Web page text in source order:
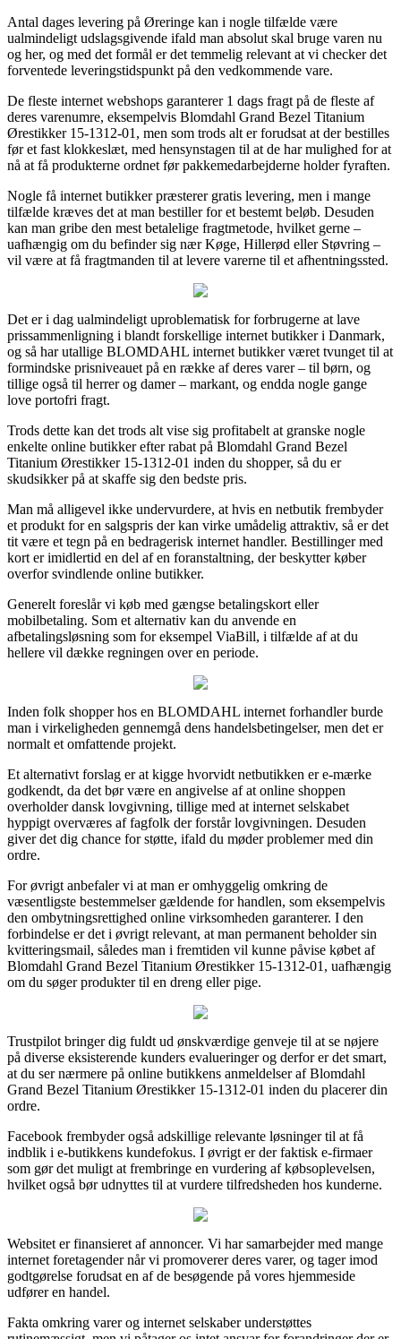
Antal dages levering på Øreringe kan i nogle tilfælde være
ualmindeligt udslagsgivende ifald man absolut skal bruge varen nu
og her, og med det formål er det temmelig relevant at vi checker det
forventede leveringstidspunkt på den vedkommende vare.
De fleste internet webshops garanterer 1 dags fragt på de fleste af
deres varenumre, eksempelvis Blomdahl Grand Bezel Titanium
Ørestikker 15-1312-01, men som trods alt er forudsat at der bestilles
før et fast klokkeslæt, med hensynstagen til at de har mulighed for at
nå at få produkterne ordnet før pakkemedarbejderne holder fyraften.
Nogle få internet butikker præsterer gratis levering, men i mange
tilfælde kræves det at man bestiller for et bestemt beløb. Desuden
kan man gribe den mest betalelige fragtmetode, hvilket gerne –
uafhængig om du befinder sig nær Køge, Hillerød eller Støvring –
vil være at få fragtmanden til at levere varerne til et afhentningssted.
Det er i dag ualmindeligt uproblematisk for forbrugerne at lave
prissammenligning i blandt forskellige internet butikker i Danmark,
og så har utallige BLOMDAHL internet butikker været tvunget til at
formindske prisniveauet på en række af deres varer – til børn, og
tillige også til herrer og damer – markant, og endda nogle gange
love portofri fragt.
Trods dette kan det trods alt vise sig profitabelt at granske nogle
enkelte online butikker efter rabat på Blomdahl Grand Bezel
Titanium Ørestikker 15-1312-01 inden du shopper, så du er
skudsikker på at skaffe sig den bedste pris.
Man må alligevel ikke undervurdere, at hvis en netbutik frembyder
et produkt for en salgspris der kan virke umådelig attraktiv, så er det
tit være et tegn på en bedragerisk internet handler. Bestillinger med
kort er imidlertid en del af en foranstaltning, der beskytter køber
overfor svindlende online butikker.
Generelt foreslår vi køb med gængse betalingskort eller
mobilbetaling. Som et alternativ kan du anvende en
afbetalingsløsning som for eksempel ViaBill, i tilfælde af at du
hellere vil dække regningen over en periode.
Inden folk shopper hos en BLOMDAHL internet forhandler burde
man i virkeligheden gennemgå dens handelsbetingelser, men det er
normalt et omfattende projekt.
Et alternativt forslag er at kigge hvorvidt netbutikken er e-mærke
godkendt, da det bør være en angivelse af at online shoppen
overholder dansk lovgivning, tillige med at internet selskabet
hyppigt overværes af fagfolk der forstår lovgivningen. Desuden
giver det dig chance for støtte, ifald du møder problemer med din
ordre.
For øvrigt anbefaler vi at man er omhyggelig omkring de
væsentligste bestemmelser gældende for handlen, som eksempelvis
den ombytningsrettighed online virksomheden garanterer. I den
forbindelse er det i øvrigt relevant, at man permanent beholder sin
kvitteringsmail, således man i fremtiden vil kunne påvise købet af
Blomdahl Grand Bezel Titanium Ørestikker 15-1312-01, uafhængig
om du søger produkter til en dreng eller pige.
Trustpilot bringer dig fuldt ud ønskværdige genveje til at se nøjere
på diverse eksisterende kunders evalueringer og derfor er det smart,
at du ser nærmere på online butikkens anmeldelser af Blomdahl
Grand Bezel Titanium Ørestikker 15-1312-01 inden du placerer din
ordre.
Facebook frembyder også adskillige relevante løsninger til at få
indblik i e-butikkens kundefokus. I øvrigt er der faktisk e-firmaer
som gør det muligt at frembringe en vurdering af købsoplevelsen,
hvilket også bør udnyttes til at vurdere tilfredsheden hos kunderne.
Websitet er finansieret af annoncer. Vi har samarbejder med mange
internet foretagender når vi promoverer deres varer, og tager imod
godtgørelse forudsat en af de besøgende på vores hjemmeside
udfører en handel.
Fakta omkring varer og internet selskaber understøttes